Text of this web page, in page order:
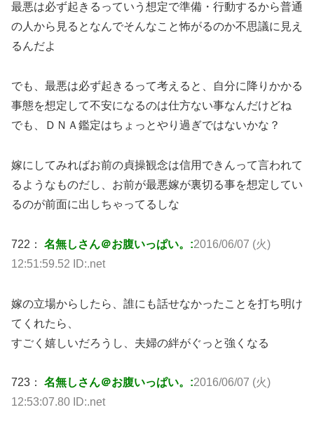
最悪は必ず起きるっていう想定で準備・行動するから普通
の人から見るとなんでそんなこと怖がるのか不思議に見え
るんだよ
でも、最悪は必ず起きるって考えると、自分に降りかかる
事態を想定して不安になるのは仕方ない事なんだけどね
でも、ＤＮＡ鑑定はちょっとやり過ぎではないかな？
嫁にしてみればお前の貞操観念は信用できんって言われて
るようなものだし、お前が最悪嫁が裏切る事を想定してい
るのが前面に出しちゃってるしな
722： 名無しさん＠お腹いっぱい。:2016/06/07 (火)
12:51:59.52 ID:.net
嫁の立場からしたら、誰にも話せなかったことを打ち明け
てくれたら、
すごく嬉しいだろうし、夫婦の絆がぐっと強くなる
723： 名無しさん＠お腹いっぱい。:2016/06/07 (火)
12:53:07.80 ID:.net